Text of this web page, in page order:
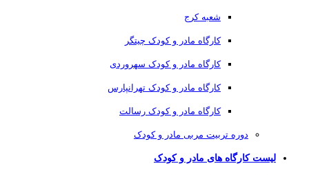
شعبه کرج
کارگاه مادر و کودک چیتگر
کارگاه مادر و کودک سهروردی
کارگاه مادر و کودک تهرانپارس
کارگاه مادر و کودک رسالت
دوره تربیت مربی مادر و کودک
لیست کارگاه های مادر و کودک